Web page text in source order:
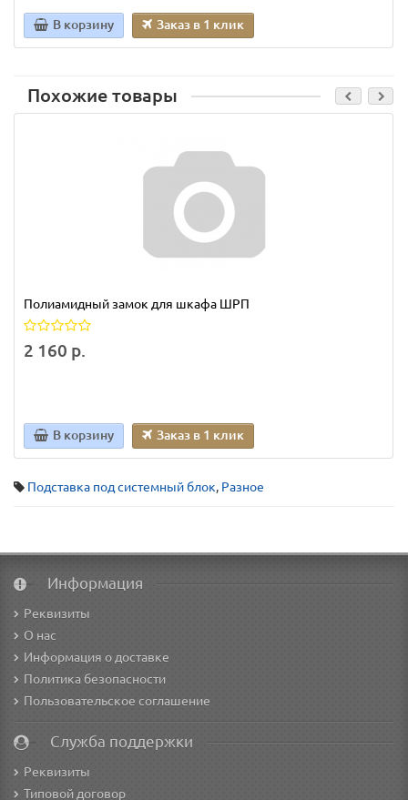
В корзину Заказ в 1 клик
Похожие товары
Полиамидный замок для шкафа ШРП
2 160 р.
В корзину Заказ в 1 клик
Подставка под системный блок, Разное
Информация
Реквизиты
О нас
Информация о доставке
Политика безопасности
Пользовательское соглашение
Служба поддержки
Реквизиты
Типовой договор